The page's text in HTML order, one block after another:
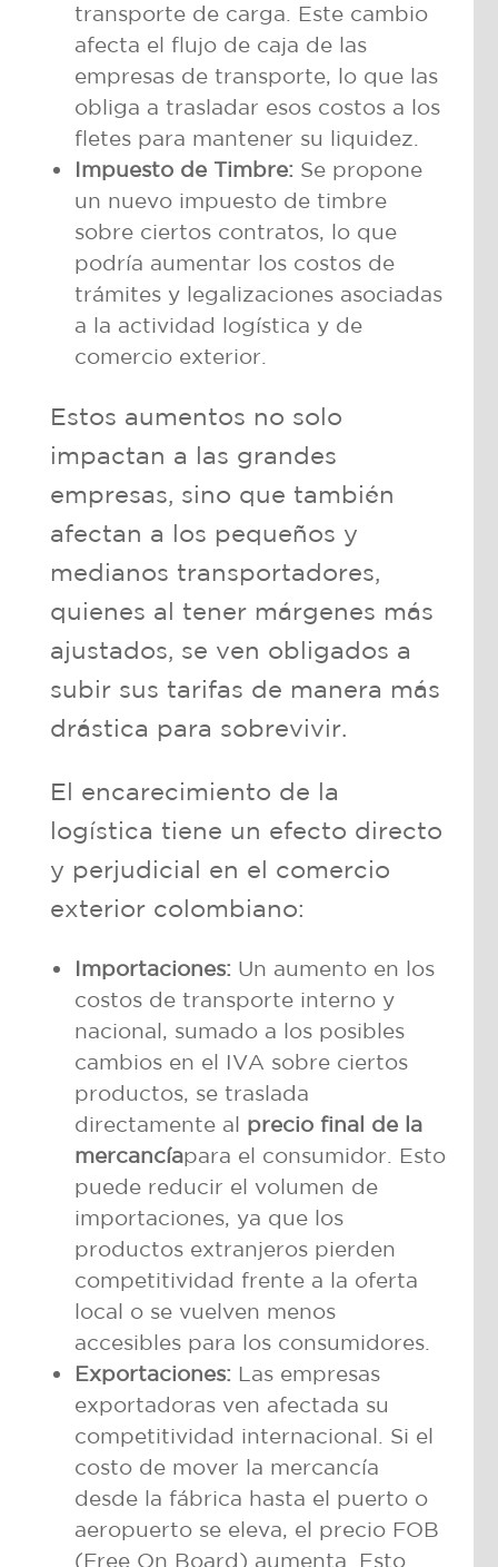
transporte de carga. Este cambio
afecta el flujo de caja de las
empresas de transporte, lo que las
obliga a trasladar esos costos a los
fletes para mantener su liquidez.
Impuesto de Timbre: Se propone
un nuevo impuesto de timbre
sobre ciertos contratos, lo que
podría aumentar los costos de
trámites y legalizaciones asociadas
a la actividad logística y de
comercio exterior.
Estos aumentos no solo
impactan a las grandes
empresas, sino que también
afectan a los pequeños y
medianos transportadores,
quienes al tener márgenes más
ajustados, se ven obligados a
subir sus tarifas de manera más
drástica para sobrevivir.
El encarecimiento de la
logística tiene un efecto directo
y perjudicial en el comercio
exterior colombiano:
Importaciones: Un aumento en los
costos de transporte interno y
nacional, sumado a los posibles
cambios en el IVA sobre ciertos
productos, se traslada
directamente al precio final de la
mercancíapara el consumidor. Esto
puede reducir el volumen de
importaciones, ya que los
productos extranjeros pierden
competitividad frente a la oferta
local o se vuelven menos
accesibles para los consumidores.
Exportaciones: Las empresas
exportadoras ven afectada su
competitividad internacional. Si el
costo de mover la mercancía
desde la fábrica hasta el puerto o
aeropuerto se eleva, el precio FOB
(Free On Board) aumenta. Esto